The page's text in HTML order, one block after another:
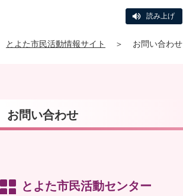
読み上げ
とよた市民活動情報サイト ＞ お問い合わせ
お問い合わせ
とよた市民活動センター